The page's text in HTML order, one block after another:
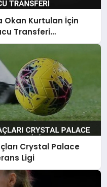
Kurtulan İçin
Transferi
Crystal Palace
Ligi